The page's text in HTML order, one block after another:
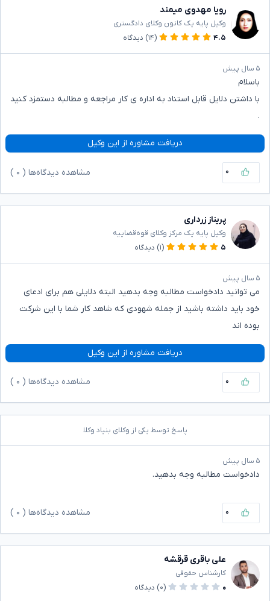
رویا مهدوی میمند
وکیل پایه یک کانون وکلای دادگستری
۴.۵
(۱۴) دیدگاه
۵ سال پیش
باسلام
با داشتن دلایل قابل استناد به اداره ی کار مراجعه و مطالبه دستمزد کنید
.
دریافت مشاوره از این وکیل
۰ مشاهده دیدگاه‌ها ( ۰
پریناز زرداری
وکیل پایه یک مرکز وکلای قوه‌قضاییه
۵
(۱) دیدگاه
۵ سال پیش
می توانید دادخواست مطالبه وجه بدهید البته دلایلی هم برای ادعای
خود باید داشته باشید از جمله شهودی که شاهد کار شما با این شرکت
بوده اند
دریافت مشاوره از این وکیل
۰ مشاهده دیدگاه‌ها ( ۰
پاسخ توسط یکی از وکلای بنیاد وکلا
۵ سال پیش
دادخواست مطالبه وجه بدهید.
۰ مشاهده دیدگاه‌ها ( ۰
علی باقری قرقشه
کارشناس حقوقی
۰
(۰) دیدگاه